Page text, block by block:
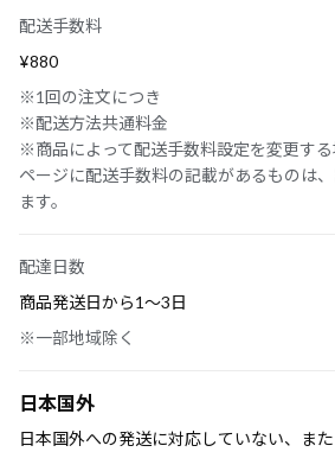
配送手数料
¥880
※1回の注文につき
※配送方法共通料金
※商品によって配送手数料設定を変更す
ページに配送手数料の記載があるものは
ます。
配達日数
商品発送日から1〜3日
※一部地域除く
日本国外
日本国外への発送に対応していない、ま